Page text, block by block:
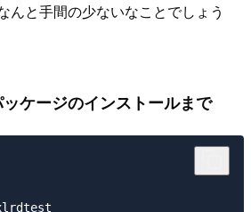
んと手間の少ないなことでしょう
ケージのインストールまで